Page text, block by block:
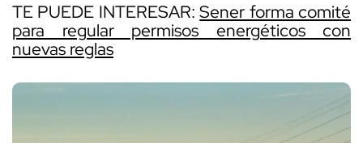
TE PUEDE INTERESAR:Sener forma comité
para regular permisos energéticos con
nuevas reglas